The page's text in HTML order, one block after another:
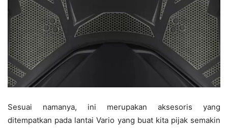
Sesuai namanya, ini merupakan aksesoris yang
ditempatkan pada lantai Vario yang buat kita pijak semakin